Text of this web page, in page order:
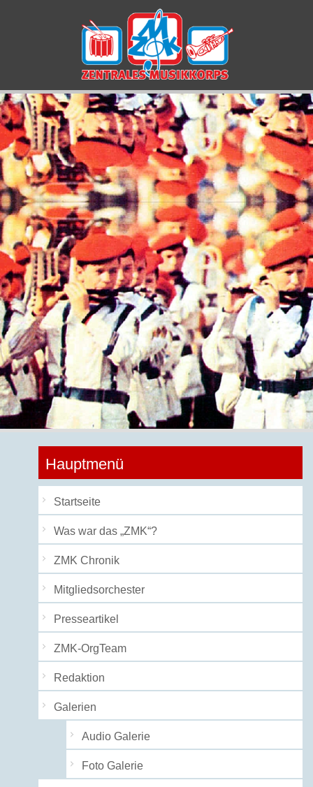
Hauptmenü
Startseite
Was war das „ZMK“?
ZMK Chronik
Mitgliedsorchester
Presseartikel
ZMK-OrgTeam
Redaktion
Galerien
Audio Galerie
Foto Galerie